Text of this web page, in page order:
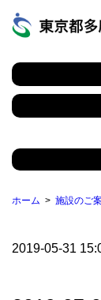
ホーム 施設のご
2019-05-31